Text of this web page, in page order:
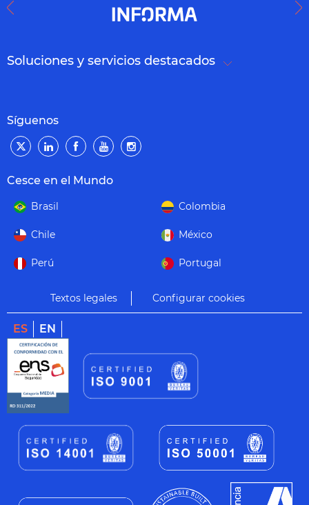
Soluciones y servicios destacados
Síguenos
Cesce en el Mundo
Brasil Colombia
Chile México
Perú Portugal
Textos legales Configurar cookies
ES EN